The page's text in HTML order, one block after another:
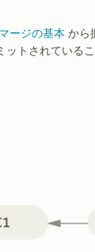
マージの基本 から
トされているこ